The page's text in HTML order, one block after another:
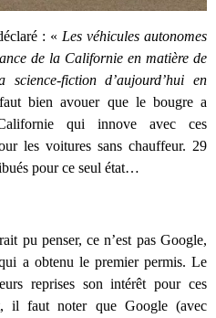
: « Les véhicules autonomes
de la Californie en matière de
fiction d’aujourd’hui en
bien avouer que le bougre a
qui innove avec ces
les voitures sans chauffeur. 29
pour ce seul état…
pu penser, ce n’est pas Google,
a obtenu le premier permis. Le
reprises son intérêt pour ces
il faut noter que Google (avec